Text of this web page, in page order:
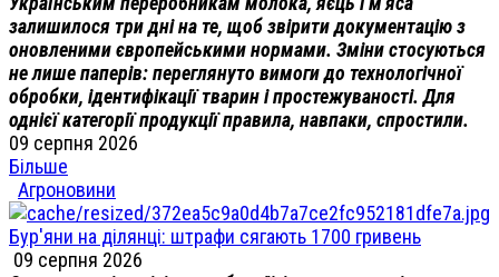
залишилося три дні на те, щоб звірити документацію з
оновленими європейськими нормами. Зміни стосуються
не лише паперів: переглянуто вимоги до технологічної
обробки, ідентифікації тварин і простежуваності. Для
однієї категорії продукції правила, навпаки, спростили.
09 серпня 2026
Більше
Агроновини
Бур'яни на ділянці: штрафи сягають 1700 гривень
09 серпня 2026